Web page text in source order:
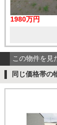
1980万円
この物件を見
同じ価格帯の